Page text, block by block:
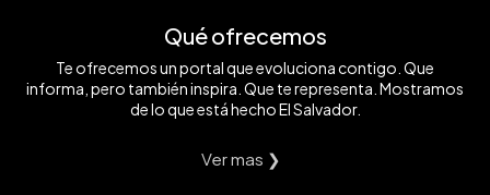
Qué ofrecemos
Te ofrecemos un portal que evoluciona contigo. Que
informa, pero también inspira. Que te representa. Mostramos
de lo que está hecho El Salvador.
Ver mas ❯